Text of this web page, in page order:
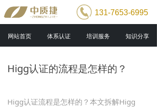
131-7653-6995
网站首页 体系认证 培训服务 知识分享
Higg认证的流程是怎样的？
Higg认证流程是怎样的？本文拆解Higg